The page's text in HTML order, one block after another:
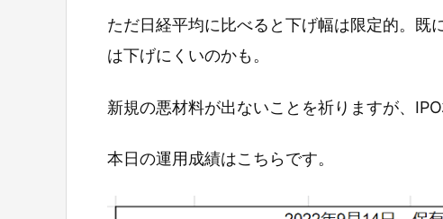
ただ日経平均に比べると下げ幅は限定的。既
は下げにくいのかも。
新規の悪材料が出ないことを祈りますが、
本日の運用成績はこちらです。